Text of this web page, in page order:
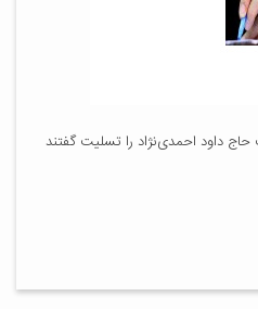
داود احمدی‌نژاد را تسلیت گفتند